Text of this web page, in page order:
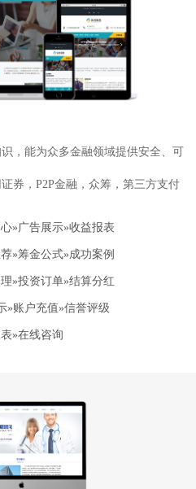
，能为众多金融领域提供安全、可
券，P2P金融，众筹，第三方支付
»广告展示»收益报表
»筹金公式»成功案例
»投资订单»结算分红
»账户充值»信誉评级
»在线咨询